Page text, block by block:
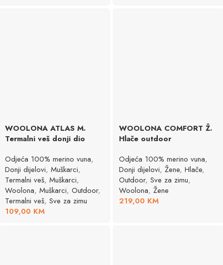
WOOLONA ATLAS M.
Termalni veš donji dio
Odjeća 100% merino vuna,
Donji dijelovi, Muškarci,
Termalni veš, Muškarci,
Woolona, Muškarci, Outdoor,
Termalni veš, Sve za zimu
109,00 KM
WOOLONA COMFORT Ž.
Hlače outdoor
Odjeća 100% merino vuna,
Donji dijelovi, Žene, Hlače,
Outdoor, Sve za zimu,
Woolona, Žene
219,00 KM